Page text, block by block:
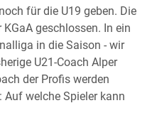
für die U19 geben. Die
geschlossen. In ein
in die Saison - wir
U21-Coach Alper
der Profis werden
Auf welche Spieler kann